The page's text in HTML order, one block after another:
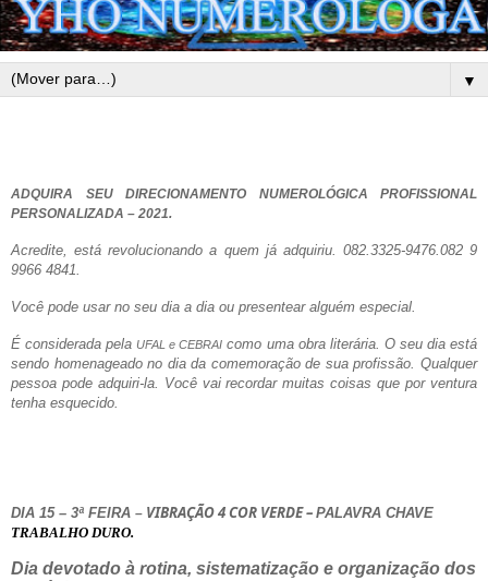
▼
ADQUIRA SEU DIRECIONAMENTO NUMEROLÓGICA PROFISSIONAL
PERSONALIZADA – 2021.
Acredite, está revolucionando a quem já adquiriu. 082.3325-9476.082 9
9966 4841.
Você pode usar no seu dia a dia ou presentear alguém especial.
É considerada pela UFAL e CEBRAI como uma obra literária. O seu dia está
sendo homenageado no dia da comemoração de sua profissão. Qualquer
pessoa pode adquiri-la. Você vai recordar muitas coisas que por ventura
tenha esquecido.
DIA 15 – 3ª FEIRA – VIBRAÇÃO 4 COR VERDE – PALAVRA CHAVE
TRABALHO DURO.
Dia devotado à rotina, sistematização e organização dos